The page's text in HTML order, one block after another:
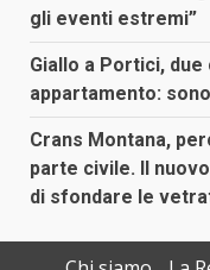
gli eventi estremi”
Giallo a Portici,
appartamento:
Crans Montana,
parte civile. Il
di sfondare le